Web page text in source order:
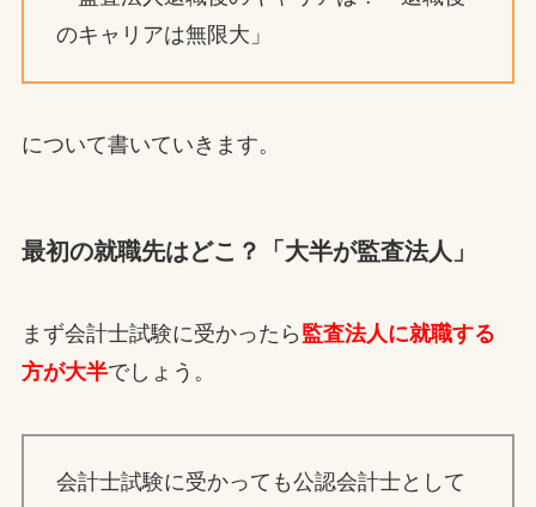
のキャリアは無限大」
について書いていきます。
最初の就職先はどこ？「大半が監査法人」
まず会計士試験に受かったら 監査法人に就職する
方が大半でしょう。
会計士試験に受かっても公認会計士として